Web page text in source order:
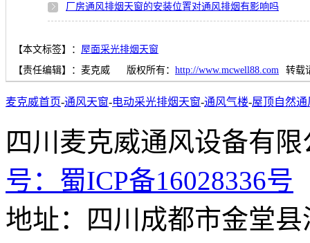
厂房通风排烟天窗的安装位置对通风排烟有影响吗
【本文标签】： 屋面采光排烟天窗
【责任编辑】： 麦克威 版权所有： http://www.mcwell88.com 转载
麦克威首页-通风天窗-电动采光排烟天窗-通风气楼-屋顶自然通
四川麦克威通风设
号： 蜀ICP备16028336号
地址：四川成都市金堂